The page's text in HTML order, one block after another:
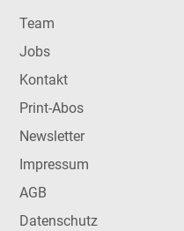
Team
Jobs
Kontakt
Print-Abos
Newsletter
Impressum
AGB
Datenschutz